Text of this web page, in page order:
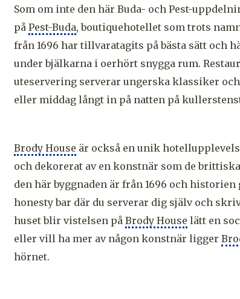
Som om inte den här Buda- och Pest-
på Pest-Buda, boutiquehotellet som trots
från 1696 har tillvaratagits på bästa sätt och
under bjälkarna i oerhört snygga rum.
uteservering serverar ungerska klassiker
eller middag långt in på natten på
Brody House är också en unik
och dekorerat av en konstnär som de
den här byggnaden är från 1696 och
honesty bar där du serverar dig själv och
huset blir vistelsen på Brody House lätt en
eller vill ha mer av någon konstnär ligger
hörnet.